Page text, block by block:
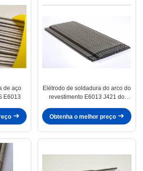
de aço
E6013
Elétrodo de soldadura do arco do
revestimento E6013 J421 do
Obtenha o melhor preço